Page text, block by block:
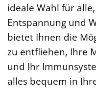
ideale Wahl für
Entspannung und
bietet Ihnen die
zu entfliehen, Ihre
und Ihr
alles bequem in